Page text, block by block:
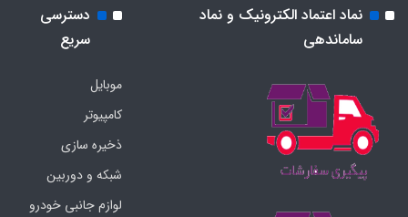
نماد اعتماد الکترونیک و نماد
ساماندهی
دسترسی
سریع
موبایل
کامپیوتر
ذخیره سازی
شبکه و دوربین
لوازم جانبی خودرو